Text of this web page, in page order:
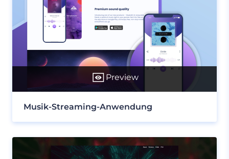
Preview
Musik-Streaming-Anwendung